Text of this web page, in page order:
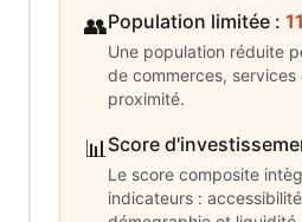
👥Population limitée :
Une population réduite
de commerces,
proximité.
📊Score
Le score composite
indicateurs :